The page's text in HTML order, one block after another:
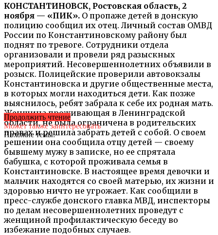
КОНСТАНТИНОВСК, Ростовская область, 2
ноября — «ПИК». О пропаже детей в донскую
полицию сообщил их отец. Личный состав ОМВД
России по Константиновскому району был
поднят по тревоге. Сотрудники отдела
организовали и провели ряд разыскных
мероприятий. Несовершеннолетних объявили в
розыск. Полицейские проверили автовокзалы
Константиновска и другие общественные места,
в которых могли находиться дети. Как позже
выяснилось, ребят забрала к себе их родная мать.
Женщина проживающая в Ленинградской
области, не была ограничена в родительских
правах и решила забрать детей с собой. О своем
решении она сообщила отцу детей — своему
бывшему мужу в записке, но ее спрятала
бабушка, с которой проживала семья в
Константиновске. В настоящее время девочки и
мальчик находятся со своей матерью, их жизни и
здоровью ничто не угрожает. Как сообщили в
пресс-службе донского главка МВД, инспекторы
по делам несовершеннолетних проведут с
женщиной профилактическую беседу во
избежание подобных случаев.
Продолжить чтение
Может также заинтересовать
Похожие темы: